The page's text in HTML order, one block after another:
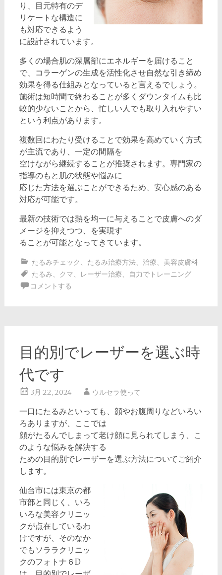
り、目元特有のデ
リケートな構造に
も対応できるよう
に設計されています。
多くの場合肌の深層部にエネルギーを届けること
で、コラーゲンの生成を活性化させ自然な引き締め
効果を得る仕組みとなっていると言えるでしょう。
施術は短時間で終わることが多くダウンタイムも比
較的少ないことから、忙しい人でも取り入れやすい
という利点があります。
複数回にわたり受けることで効果を高めていく方式
が主流であり、一定の間隔を
空けながら継続することが推奨されます。専門家の
指導のもと肌の状態や悩みに
応じた方法を選ぶことができるため、安心感のある
対応が可能です。
最新の技術では熱を均一に与えることで皮膚へのダ
メージを抑えつつ、を実現す
ることが可能となってきています。
たるみチェック 、 たるみ治療方法、 治療、 美容皮膚科
たるみ、 クマ、 レーザー治療、
自力でトレーニング
コメントする
目的別でレーザーを選ぶ時
代です
3月 22, 2024 ウルセラ使って
一口にたるみといっても、顔やお腹周りなどいろい
ろありますが、ここでは
顔がたるんでしまって老け顔に見られてしまう、こ
のような悩みを解決する
ための目的別でレーザーを選ぶ方法についてご紹介
します。
仙台市には東京の都
市部と同じく、いろ
いろな美容クリニッ
クが点在しているわ
けですが、そのなか
でもソララクリニッ
クのフォトナ６D